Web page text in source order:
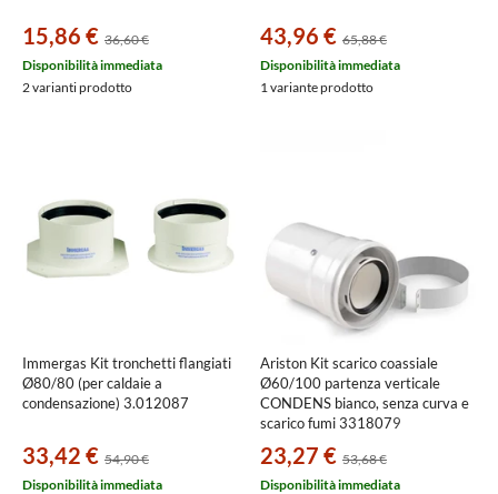
15,86 € 36,60 €
Disponibilità immediata
2 varianti prodotto
43,96 € 65,88 €
Disponibilità immediata
1 variante prodotto
Immergas Kit tronchetti flangiati
Ø80/80 (per caldaie a
condensazione) 3.012087
33,42 € 54,90 €
Disponibilità immediata
Ariston Kit scarico coassiale
Ø60/100 partenza verticale
CONDENS bianco, senza curva e
scarico fumi 3318079
23,27 € 53,68 €
Disponibilità immediata